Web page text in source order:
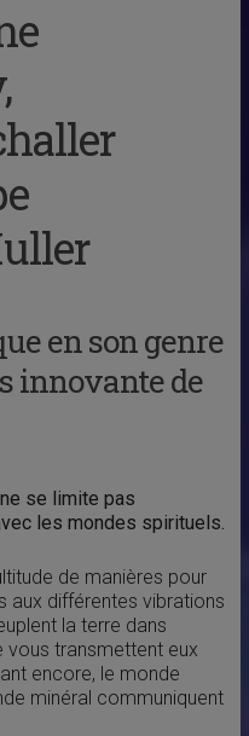
en son genre
innovante de
se limite pas
les mondes spirituels.
de manières pour
aux différentes vibrations
la terre dans
vous transmettent eux
encore, le monde
minéral communiquent